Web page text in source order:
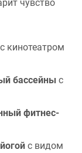
чувство
с кинотеатром
бассейны с
фитнес-
с видом